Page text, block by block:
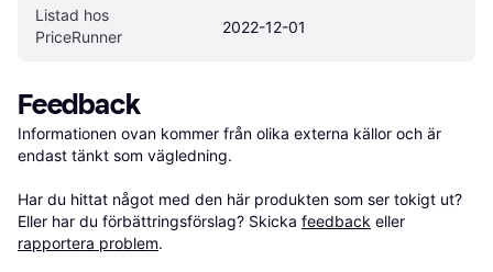
Listad hos
PriceRunner
2022-12-01
Feedback
Informationen ovan kommer från olika externa källor och är
endast tänkt som vägledning.
Har du hittat något med den här produkten som ser tokigt ut?
Eller har du förbättringsförslag? Skicka feedback eller
rapportera problem.